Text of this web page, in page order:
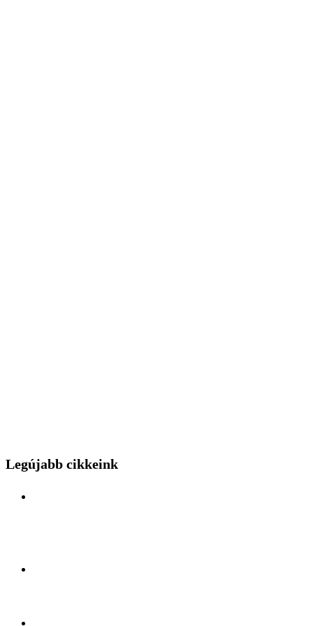
Legújabb cikkeink